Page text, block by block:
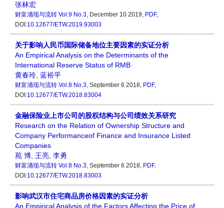
张林宏
财富涌现与流转 Vol.9 No.3, December 10 2019, PDF,
DOI:10.12677/ETW.2019.93003
关于影响人民币国际储备地位主要因素的实证分析
An Empirical Analysis on the Determinants of the
International Reserve Status of RMB
黄春玲 蓝裕平
财富涌现与流转 Vol.8 No.3, September 6 2018, PDF,
DOI:10.12677/ETW.2018.83004
金融保险业上市公司的股权结构与公司绩效关系研究
Research on the Relation of Ownership Structure and
Company Performanceof Finance and Insurance Listed
Companies
苑 博 王亮 李勇
财富涌现与流转 Vol.8 No.3, September 6 2018, PDF,
DOI:10.12677/ETW.2018.83003
影响武汉市住宅商品房价格因素的实证分析
An Empirical Analysis of the Factors Affecting the Price of